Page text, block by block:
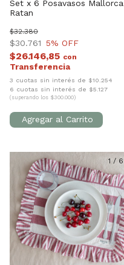
Set x 6 Posavasos Mallorca
Ratan
$30.761
$32.380
5% OFF
$26.146,85 con
3 cuotas sin interés de $10.254
6 cuotas sin interés de $5.127
(superando los $300.000)
1 / 6